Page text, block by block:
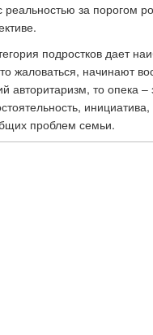
реальностью за порогом
подростков дает
жаловаться, начинают
авторитаризм, то опека
проблем семьи.